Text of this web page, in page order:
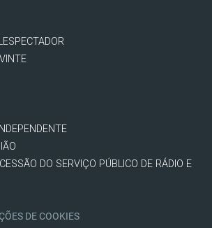
DO SERVIÇO PÚBLICO DE RÁDIO E
DE COOKIES